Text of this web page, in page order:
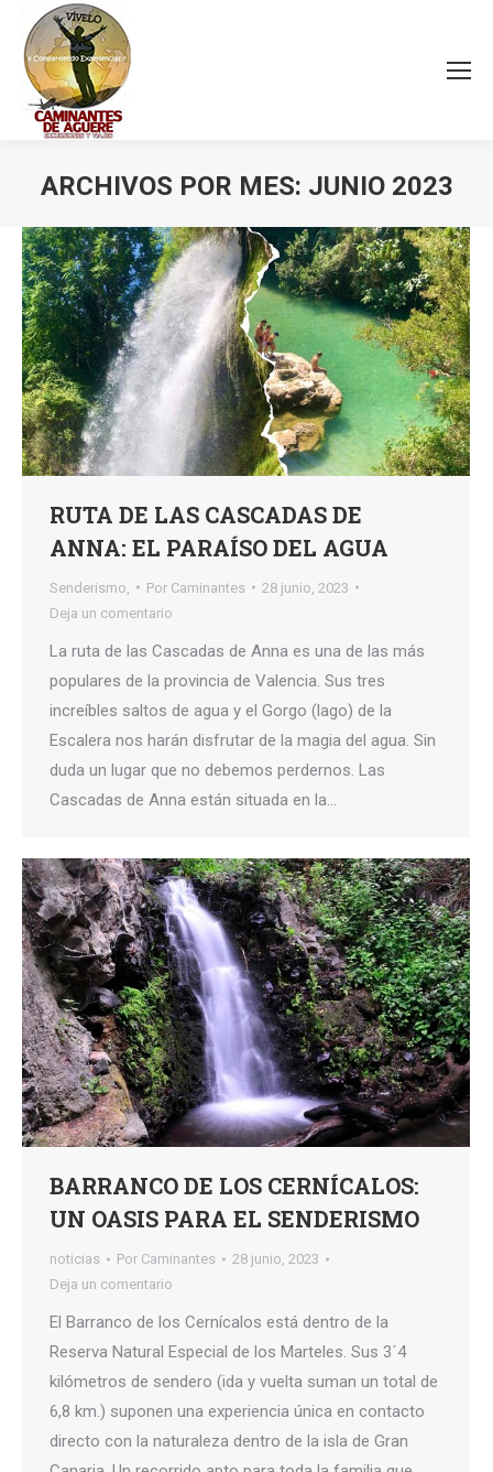
ARCHIVOS POR MES: JUNIO 2023
RUTA DE LAS CASCADAS DE
ANNA: EL PARAÍSO DEL AGUA
Senderismo, Por Caminantes
28 junio, 2023
Deja un comentario
La ruta de las Cascadas de Anna es una de las más
populares de la provincia de Valencia. Sus tres
increíbles saltos de agua y el Gorgo (lago) de la
Escalera nos harán disfrutar de la magia del agua. Sin
duda un lugar que no debemos perdernos. Las
Cascadas de Anna están situada en la…
BARRANCO DE LOS CERNÍCALOS:
UN OASIS PARA EL SENDERISMO
noticias Por Caminantes
28 junio, 2023
Deja un comentario
El Barranco de los Cernícalos está dentro de la
Reserva Natural Especial de los Marteles. Sus 3´4
kilómetros de sendero (ida y vuelta suman un total de
6,8 km.) suponen una experiencia única en contacto
directo con la naturaleza dentro de la isla de Gran